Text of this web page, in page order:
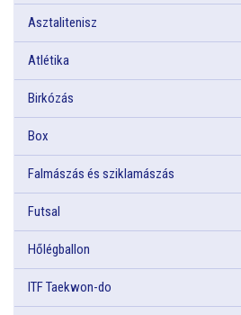
Asztalitenisz
Atlétika
Birkózás
Box
Falmászás és sziklamászás
Futsal
Hőlégballon
ITF Taekwon-do